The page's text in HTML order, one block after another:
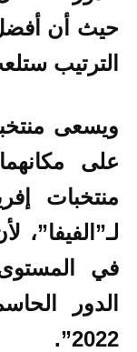
الترتيب
ويسعى
على
منتخبات
لـ”الفيفا”،
في
الدور
2022”.